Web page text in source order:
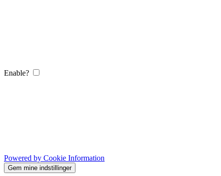
Enable?
Powered by Cookie Information
Gem mine indstillinger